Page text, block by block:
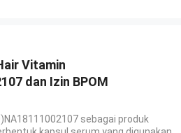
Vitamin
dan Izin BPOM
sebagai produk